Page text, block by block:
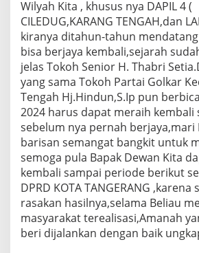
Wilyah Kita , khusus nya DAPIL 4 (
CILEDUG,KARANG TENGAH,dan
kiranya ditahun-tahun
bisa berjaya kembali,sejarah
jelas Tokoh Senior H. Thabri
yang sama Tokoh Partai Golkar
Tengah Hj.Hindun,S.Ip pun
2024 harus dapat meraih kembali
sebelum nya pernah berjaya,mari
barisan semangat bangkit untuk
semoga pula Bapak Dewan Kita
kembali sampai periode berikut
DPRD KOTA TANGERANG
rasakan hasilnya,selama Beliau
masyarakat terealisasi,Amanah
beri dijalankan dengan baik